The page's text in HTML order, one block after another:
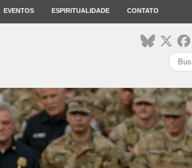
EVENTOS ESPIRITUALIDADE CONTATO